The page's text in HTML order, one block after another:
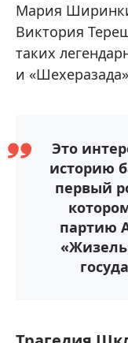
Мария
Виктория
таких
и
Это
историю
первый
партию